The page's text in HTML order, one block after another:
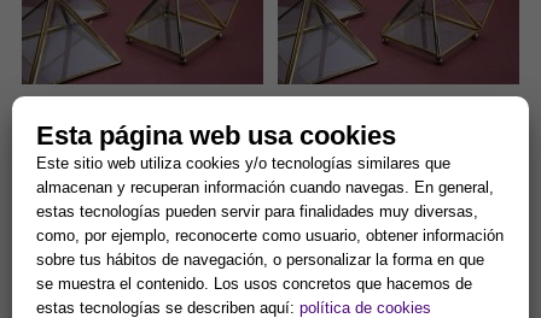
10CM APROX C/PENTAGRAMA
Tu nuevo must energético:
Pirámide con Pentagrama. Si
buscas un combo potente para
limpiar y proteger tu energ...
18,90 €
Comprar
13CM APROX C/PENTAGRAMA
Tu nuevo must energético:
Pirámide con Pentagrama. Si
buscas un combo potente para
limpiar y proteger tu energ...
19,90 €
Comprar
Esta página web usa cookies
Este sitio web utiliza cookies y/o tecnologías similares que
almacenan y recuperan información cuando navegas. En general,
estas tecnologías pueden servir para finalidades muy diversas,
como, por ejemplo, reconocerte como usuario, obtener información
sobre tus hábitos de navegación, o personalizar la forma en que
se muestra el contenido. Los usos concretos que hacemos de
estas tecnologías se describen aquí: política de cookies